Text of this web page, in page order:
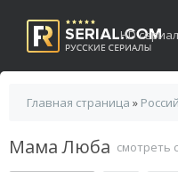
HD
Главная страница »
Мама Люба смотреть